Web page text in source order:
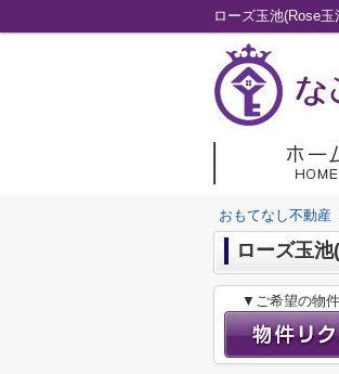
ローズ玉池(Rose
おもてなし不動産
ローズ玉
▼ご希望の物